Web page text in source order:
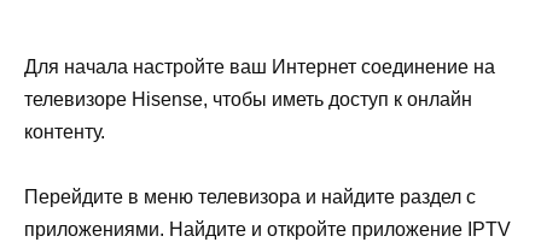
Для начала настройте ваш Интернет соединение на
телевизоре Hisense, чтобы иметь доступ к онлайн
контенту.
Перейдите в меню телевизора и найдите раздел с
приложениями. Найдите и откройте приложение IPTV